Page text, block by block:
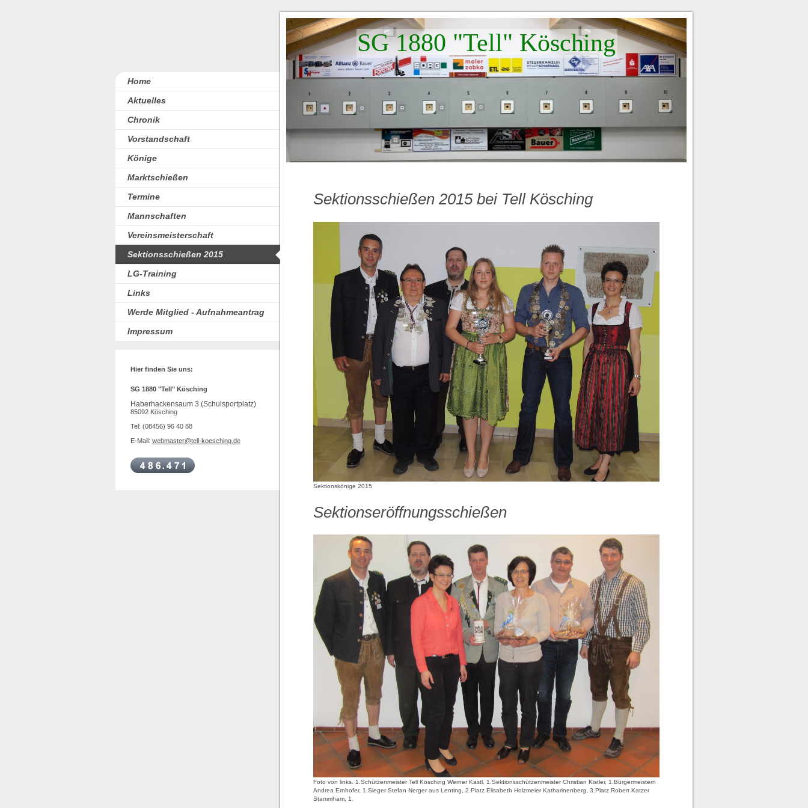
SG 1880 "Tell" Kösching
Sektionsschießen 2015 bei Tell Kösching
Sektionskönige 2015
Sektionseröffnungsschießen
Foto von links. 1.Schützenmeister Tell Kösching Werner Kastl, 1.Sektionsschützenmeister Christian Kistler, 1.Bürgermeistern
Andrea Ernhofer, 1.Sieger Stefan Nerger aus Lenting, 2.Platz Elisabeth Holzmeier Katharinenberg, 3.Platz Robert Katzer
Stammham, 1.
Home
Aktuelles
Chronik
Vorstandschaft
Könige
Marktschießen
Termine
Mannschaften
Vereinsmeisterschaft
Sektionsschießen 2015
LG-Training
Links
Werde Mitglied - Aufnahmeantrag
Impressum
Hier finden Sie uns:
SG 1880 "Tell" Kösching
Haberhackensaum 3 (Schulsportplatz)
85092 Kösching
Tel: (08456) 96 40 88
E-Mail: webmaster@tell-koesching.de